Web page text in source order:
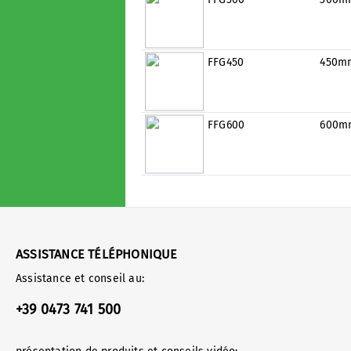
FFG450
FFG600
ASSISTANCE TÉLÉPHONIQUE
Assistance et conseil au:
+39 0473 741 500